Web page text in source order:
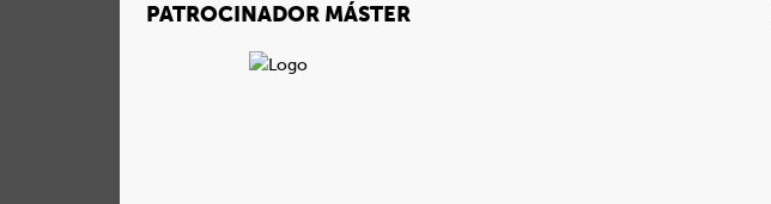
PATROCINADOR MÁSTER